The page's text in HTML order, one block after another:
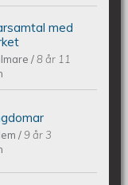
augusti
med
/8 år 11
/9 år 3